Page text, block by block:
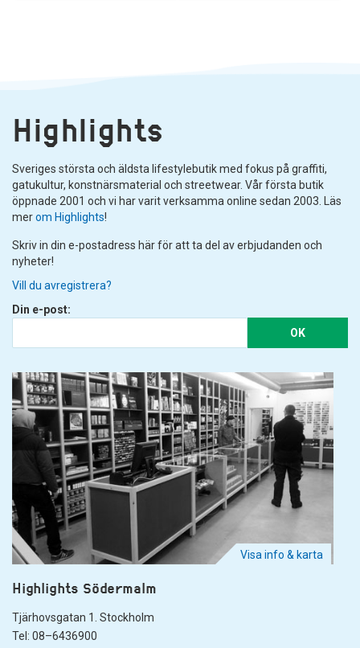
Highlights
Sveriges största och äldsta lifestylebutik med fokus på graffiti,
gatukultur, konstnärsmaterial och streetwear. Vår första butik
öppnade 2001 och vi har varit verksamma online sedan 2003. Läs
merom Highlights!
Skriv in din e-postadress här för att ta del av erbjudanden och
nyheter!
Vill du avregistrera?
Din e-post:
OK
Visa info & karta
Highlights Södermalm
Tjärhovsgatan 1. Stockholm
Tel: 08–6436900